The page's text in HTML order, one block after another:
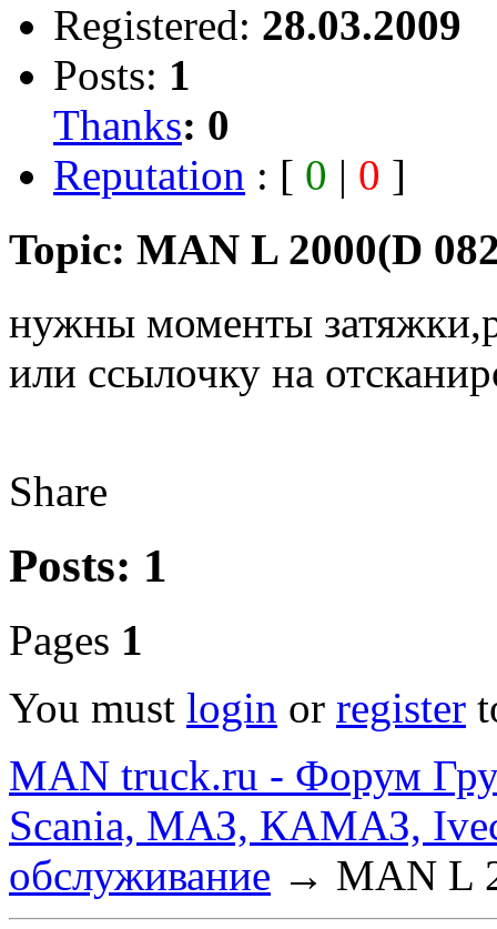
Registered: 28.03.2009
Posts: 1
Thanks: 0
Reputation : [ 0 | 0 ]
Topic: MAN L 2000(D
нужны моменты
или ссылочку на
Share
Posts: 1
Pages 1
You must login or register
MAN truck.ru - Форум
Scania, МАЗ, КАМАЗ,
обслуживание → MAN L